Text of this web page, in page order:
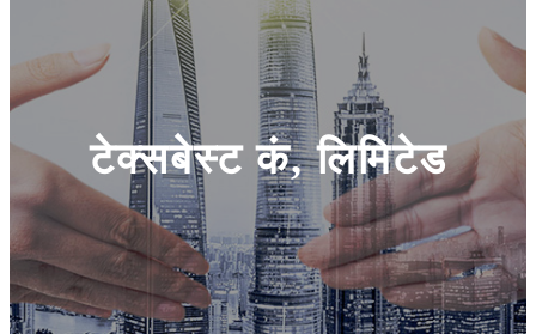
टेक्सबेस्ट कं, लिमिटेड